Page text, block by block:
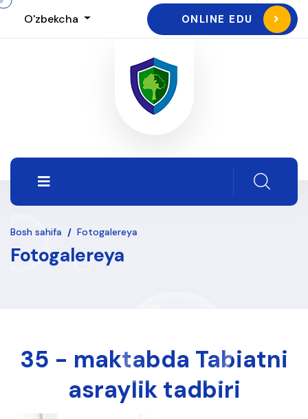
O'zbekcha ONLINE EDU
Bosh sahifa / Fotogalereya
Fotogalereya
35 - maktabda Tabiatni
asraylik tadbiri